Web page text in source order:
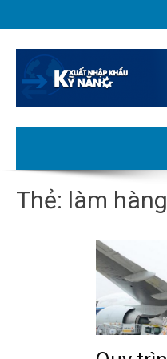
Thẻ: làm